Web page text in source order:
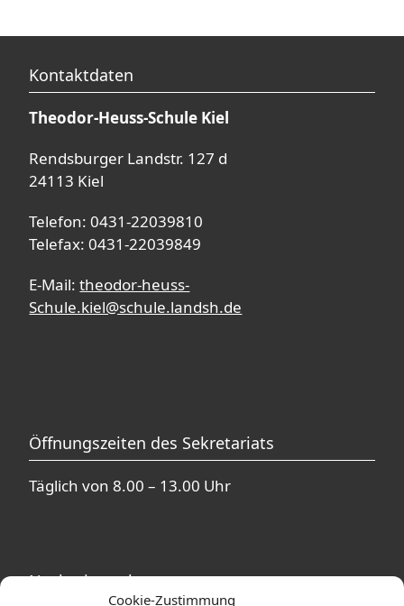
Cookie-Zustimmung
Kontaktdaten
Theodor-Heuss-Schule Kiel
Rendsburger Landstr. 127 d
24113 Kiel
Telefon: 0431-22039810
Telefax: 0431-22039849
E-Mail:theodor-heuss-
Schule.kiel@schule.landsh.de
Öffnungszeiten des Sekretariats
Täglich von 8.00 – 13.00 Uhr
Nachmittagsbetreuung